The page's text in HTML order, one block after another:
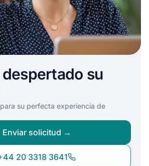
despertado su
su perfecta experiencia de
Enviar solicitud →
20 3318 3641